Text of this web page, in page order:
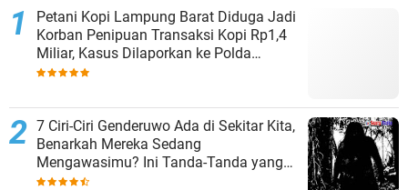
Petani Kopi Lampung Barat Diduga Jadi
Korban Penipuan Transaksi Kopi Rp1,4
Miliar, Kasus Dilaporkan ke Polda
Lampung
7 Ciri-Ciri Genderuwo Ada di Sekitar Kita,
Benarkah Mereka Sedang
Mengawasimu? Ini Tanda-Tanda yang
Sering Diabaikan